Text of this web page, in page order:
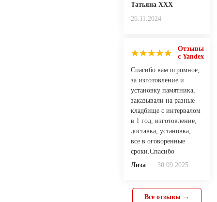
Татьяна XXX
26.11.2024
Отзывы
с Yandex
Спасибо вам огромное,
за изготовление и
установку памятника,
заказывали на разные
кладбище с интервалом
в 1 год, изготовление,
доставка, установка,
все в оговоренные
сроки.Спасибо
Лиза
30.09.2025
Все отзывы →